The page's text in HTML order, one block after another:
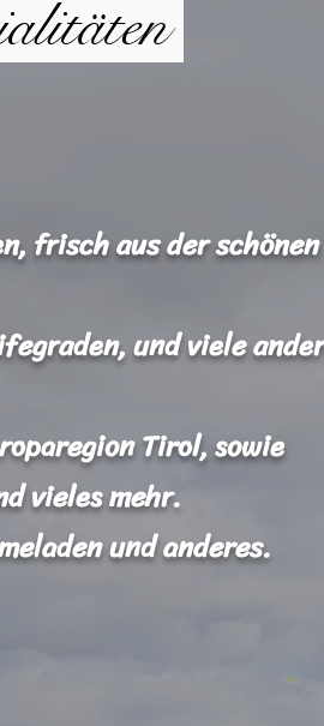
frisch aus der schönen
und viele
Tirol, sowie
vieles mehr.
und anderes.